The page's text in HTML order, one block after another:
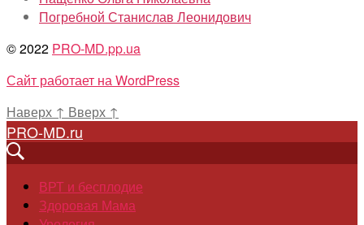
Погребной Станислав Леонидович
© 2022 PRO-MD.pp.ua
Сайт работает на WordPress
Наверх ↑ Вверх ↑
PRO-MD.ru
ВРТ и бесплодие
Здоровая Мама